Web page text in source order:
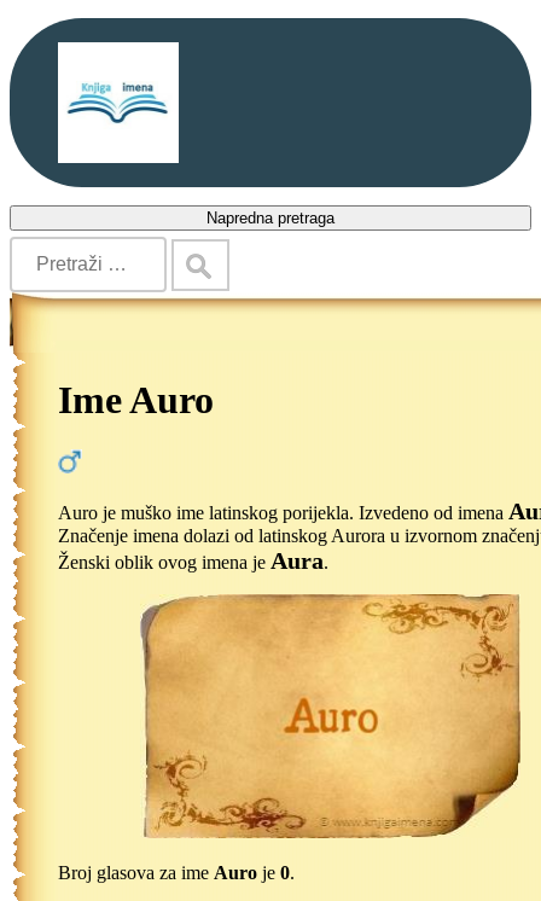
Napredna pretraga
Ime Auro
Auro je muško ime latinskog porijekla. Izvedeno od imena
Značenje imena dolazi od latinskog Aurora u izvornom
Ženski oblik ovog imena je Aura.
Broj glasova za ime Auro je 0.